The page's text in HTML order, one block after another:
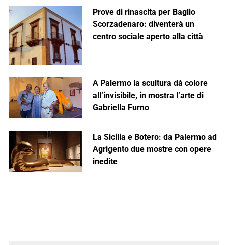
Prove di rinascita per Baglio
Scorzadenaro: diventerà un
centro sociale aperto alla città
A Palermo la scultura dà colore
all’invisibile, in mostra l’arte di
Gabriella Furno
La Sicilia e Botero: da Palermo ad
Agrigento due mostre con opere
inedite